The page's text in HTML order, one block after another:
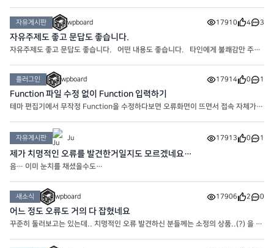
자유게시판 wpboard 17910 4 3
자유주제도 좋고 문답도 좋습니다.
자유주제도 좋고 문답도 좋습니다. 어떤 내용도 좋습니다. 타인에게 불쾌감만 주지
플러그인 wpboard 17914 0 1
Function 파일 수정 없이 Function 입력하기
테마 편집기에서 무작정 Function을 수정하다보면 오류화면이 뜨면서 접속 자체가
플러그인을 이용해봅시다. 바로 ‘코드 스니펫’ 입니다.
자유게시판 Ju 17913 0 1
제가 치명적인 오류를 발견한거일지도 모르겠네요…
음… 이미 눈치를 채셨을수도…
새소식 wpboard 17906 2 0
어느 정도 오류도 거의 다 잡혔네요
꾸준히 둘러보고는 있는데.. 치명적인 오류 발견하신 분들께는 소정의 상품..(?) 을 드